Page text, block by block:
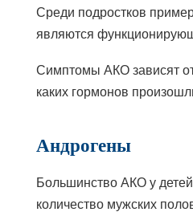
Среди подростков
являются
Симптомы АКО зависят
каких гормонов
Андрогены
Большинство АКО у
количество мужских